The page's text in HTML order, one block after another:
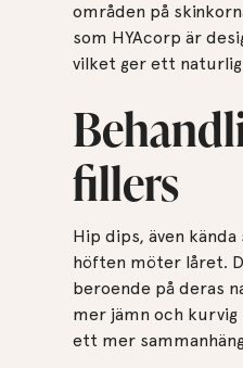
områden på
som HYAcorp är
vilket ger ett
fillers
Hip dips, även
höften möter låret.
beroende på deras
mer jämn och
ett mer